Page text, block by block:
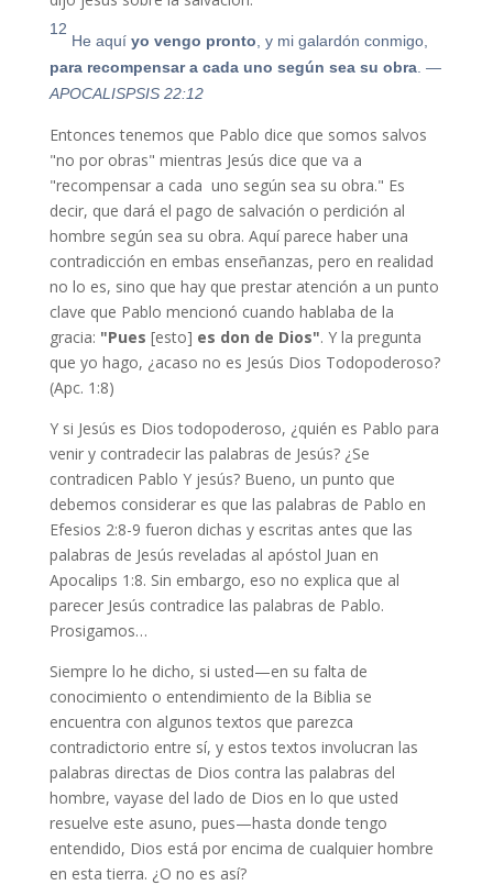
12
He aquí yo vengo pronto , y mi galardón conmigo,
para recompensar a cada uno según sea su obra. —
APOCALISPSIS 22:12
Entonces tenemos que Pablo dice que somos salvos
"no por obras" mientras Jesús dice que va a
"recompensar a cada uno según sea su obra." Es
decir, que dará el pago de salvación o perdición al
hombre según sea su obra. Aquí parece haber una
contradicción en embas enseñanzas, pero en realidad
no lo es, sino que hay que prestar atención a un punto
clave que Pablo mencionó cuando hablaba de la
gracia: "Pues [esto] es don de Dios". Y la pregunta
que yo hago, ¿acaso no es Jesús Dios Todopoderoso?
(Apc. 1:8)
Y si Jesús es Dios todopoderoso, ¿quién es Pablo para
venir y contradecir las palabras de Jesús? ¿Se
contradicen Pablo Y jesús? Bueno, un punto que
debemos considerar es que las palabras de Pablo en
Efesios 2:8-9 fueron dichas y escritas antes que las
palabras de Jesús reveladas al apóstol Juan en
Apocalips 1:8. Sin embargo, eso no explica que al
parecer Jesús contradice las palabras de Pablo.
Prosigamos…
Siempre lo he dicho, si usted—en su falta de
conocimiento o entendimiento de la Biblia se
encuentra con algunos textos que parezca
contradictorio entre sí, y estos textos involucran las
palabras directas de Dios contra las palabras del
hombre, vayase del lado de Dios en lo que usted
resuelve este asuno, pues—hasta donde tengo
entendido, Dios está por encima de cualquier hombre
en esta tierra. ¿O no es así?